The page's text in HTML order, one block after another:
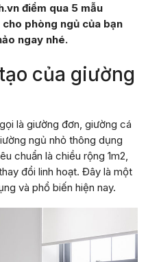
điểm qua 5 mẫu
phòng ngủ của bạn
ngay nhé.
của giường
là giường đơn, giường cá
ngủ nhỏ thông dụng
chuẩn là chiều rộng 1m2,
đổi linh hoạt. Đây là một
và phổ biến hiện nay.